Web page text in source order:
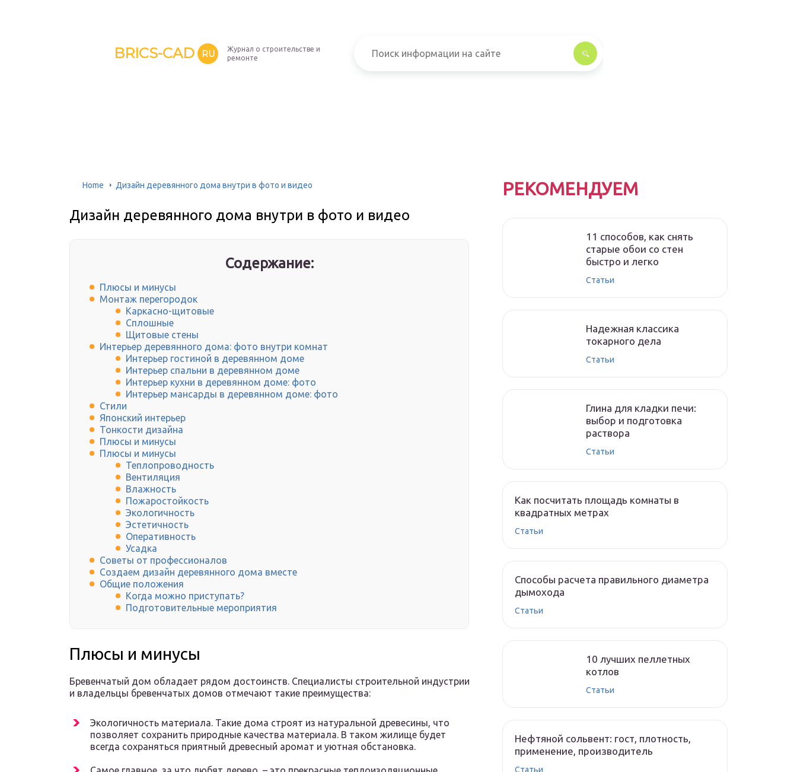
BRICS-CAD RU
Журнал о строительстве и
ремонте
Home Дизайн деревянного дома внутри в фото и видео
Дизайн деревянного дома внутри в фото и видео
Содержание:
Плюсы и минусы
Монтаж перегородок
Каркасно-щитовые
Сплошные
Щитовые стены
Интерьер деревянного дома: фото внутри комнат
Интерьер гостиной в деревянном доме
Интерьер спальни в деревянном доме
Интерьер кухни в деревянном доме: фото
Интерьер мансарды в деревянном доме: фото
Стили
Японский интерьер
Тонкости дизайна
Плюсы и минусы
Плюсы и минусы
Теплопроводность
Вентиляция
Влажность
Пожаростойкость
Экологичность
Эстетичность
Оперативность
Усадка
Советы от профессионалов
Создаем дизайн деревянного дома вместе
Общие положения
Когда можно приступать?
Подготовительные мероприятия
Плюсы и минусы
Бревенчатый дом обладает рядом достоинств. Специалисты строительной индустрии
и владельцы бревенчатых домов отмечают такие преимущества:
Экологичность материала. Такие дома строят из натуральной древесины, что
позволяет сохранить природные качества материала. В таком жилище будет
всегда сохраняться приятный древесный аромат и уютная обстановка.
РЕКОМЕНДУЕМ
11 способов, как снять
старые обои со стен
быстро и легко
Cтатьи
Надежная классика
токарного дела
Cтатьи
Глина для кладки печи:
выбор и подготовка
раствора
Cтатьи
Как посчитать площадь комнаты в
квадратных метрах
Cтатьи
Способы расчета правильного диаметра
дымохода
Cтатьи
10 лучших пеллетных
котлов
Cтатьи
Нефтяной сольвент: гост, плотность,
применение, производитель
Cтатьи